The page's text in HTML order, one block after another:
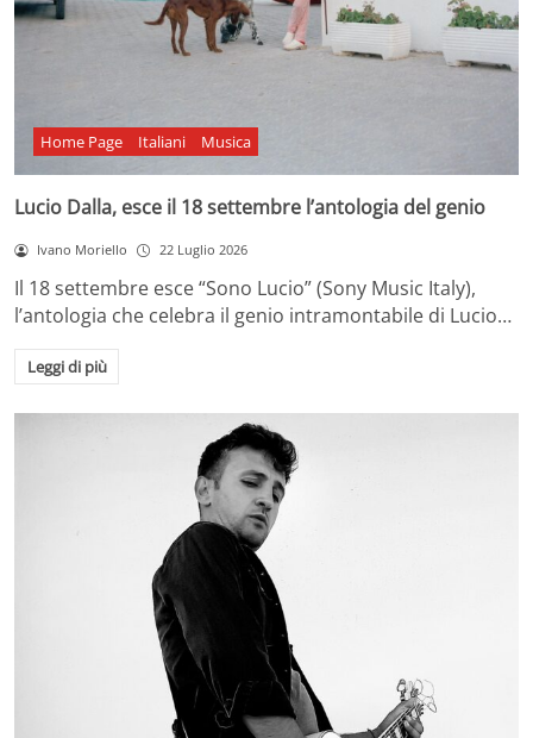
Home Page Italiani Musica
Lucio Dalla, esce il 18 settembre l’antologia del genio
Ivano Moriello 22 Luglio 2026
Il 18 settembre esce “Sono Lucio” (Sony Music Italy),
l’antologia che celebra il genio intramontabile di Lucio…
Leggi di più